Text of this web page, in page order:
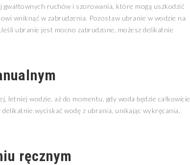
ruchów i szorowania, które mogą uszkodzić
wniknąć w zabrudzenia. Pozostaw ubranie w wodzie na
ubranie jest mocno zabrudzone, możesz delikatnie
letniej wodzie, aż do momentu, gdy woda będzie całkowicie
wyciskać wodę z ubrania, unikając wykręcania,
ręcznym